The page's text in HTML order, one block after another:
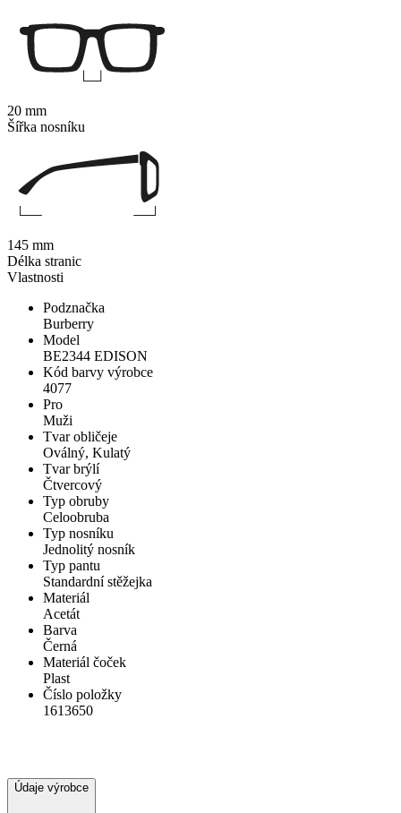
Vlastnosti
Podznačka
Burberry
Model
BE2344 EDISON
Kód barvy výrobce
4077
Pro
Muži
Tvar obličeje
Oválný, Kulatý
Tvar brýlí
Čtvercový
Typ obruby
Celoobruba
Typ nosníku
Jednolitý nosník
Typ pantu
Standardní stěžejka
Materiál
Acetát
Barva
Černá
Materiál čoček
Plast
Číslo položky
1613650
Údaje výrobce
20 mm
Šířka nosníku
145 mm
Délka stranic